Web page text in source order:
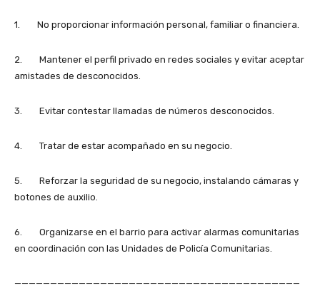
1. No proporcionar información personal, familiar o financiera.
2. Mantener el perfil privado en redes sociales y evitar aceptar
amistades de desconocidos.
3. Evitar contestar llamadas de números desconocidos.
4. Tratar de estar acompañado en su negocio.
5. Reforzar la seguridad de su negocio, instalando cámaras y
botones de auxilio.
6. Organizarse en el barrio para activar alarmas comunitarias
en coordinación con las Unidades de Policía Comunitarias.
————————————————————————————————————————